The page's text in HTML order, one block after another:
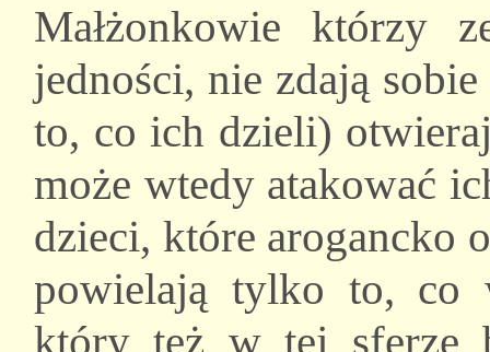
Małżonkowie
jedności, nie zdają
to, co ich dzieli)
może wtedy atakować
dzieci, które arogancko
powielają tylko to, co
który też w tej sferze